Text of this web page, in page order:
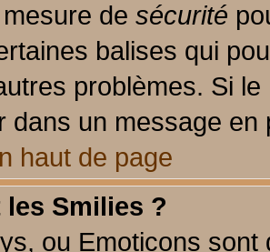
de sécurité
balises qui
problèmes. Si
dans un message
haut de page
les Smilies ?
ou Emoticons